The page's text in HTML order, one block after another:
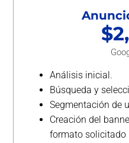
Análisis inicial.
Búsqueda y
Segmentación de
Creación del
formato solicitado